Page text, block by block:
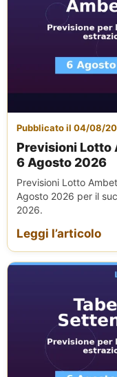
Pubblicato il 04/08/
Previsioni Lotto
6 Agosto 2026
Previsioni Lotto
Agosto 2026 per il
2026.
Leggi l’articolo